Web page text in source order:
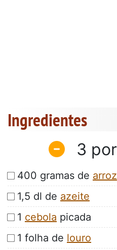
Ingredientes
3
400 gramas de arroz
1,5 dl de azeite
1 cebola picada
1 folha de louro